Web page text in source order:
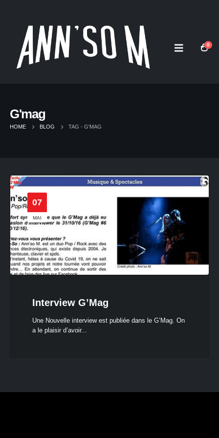
0
G'mag
HOME BLOG TAG - G'MAG
07
MAI
Interview G’Mag
Une Nouvelle interview est publiée dans le G’Mag. On
a le plaisir d’avoir...